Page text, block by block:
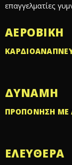
επαγγελματίες
ΑΕΡΟΒΙΚΗ
ΔΎΝΑΜΗ
ΠΡΟΠΟΝΗΣΗ ΜΕ
ΕΛΕΎΘΕΡΑ